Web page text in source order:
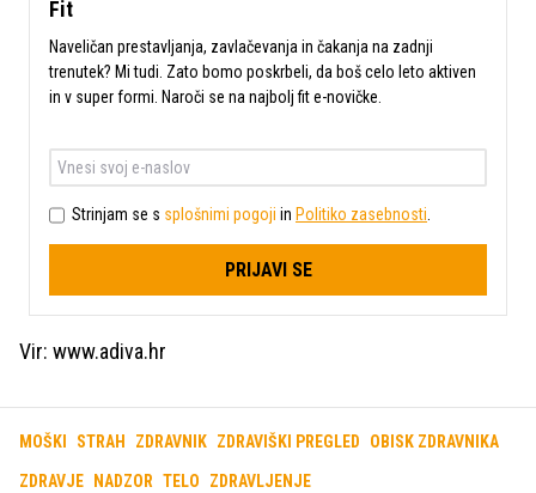
Fit
Naveličan prestavljanja, zavlačevanja in čakanja na zadnji
trenutek? Mi tudi. Zato bomo poskrbeli, da boš celo leto aktiven
in v super formi. Naroči se na najbolj fit e-novičke.
Strinjam se s splošnimi pogoji in Politiko zasebnosti.
PRIJAVI SE
Vir: www.adiva.hr
MOŠKI STRAH ZDRAVNIK ZDRAVIŠKI PREGLED OBISK ZDRAVNIKA
ZDRAVJE NADZOR TELO ZDRAVLJENJE